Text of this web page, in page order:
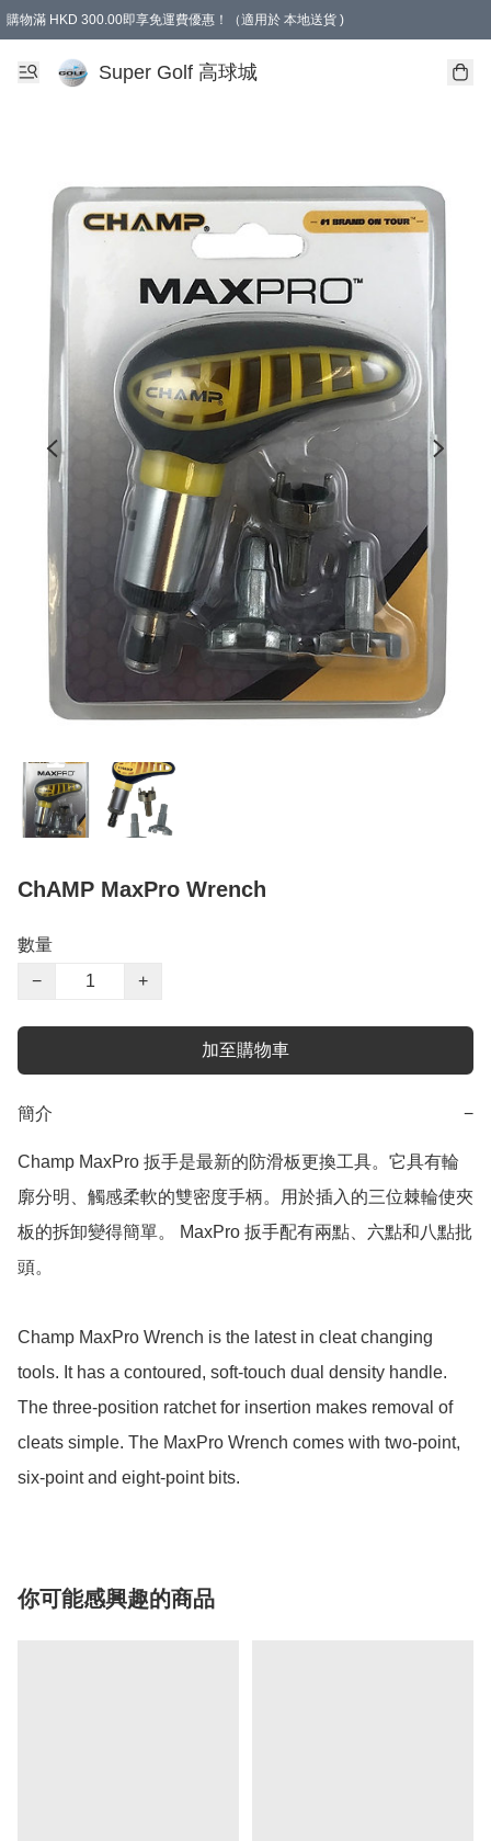
購物滿 HKD 300.00即享免運費優惠！（適用於 本地送貨 )
Super Golf 高球城
ChAMP MaxPro Wrench
數量
−
+
加至購物車
簡介 −
Champ MaxPro 扳手是最新的防滑板更換工具。它具有輪
廓分明、觸感柔軟的雙密度手柄。用於插入的三位棘輪使夾
板的拆卸變得簡單。 MaxPro 扳手配有兩點、六點和八點批
頭。
Champ MaxPro Wrench is the latest in cleat changing
tools. It has a contoured, soft-touch dual density handle.
The three-position ratchet for insertion makes removal of
cleats simple. The MaxPro Wrench comes with two-point,
six-point and eight-point bits.
你可能感興趣的商品